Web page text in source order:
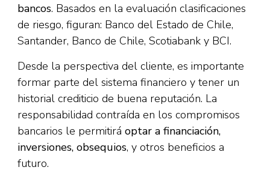
bancos. Basados en la evaluación clasificaciones
de riesgo, figuran: Banco del Estado de Chile,
Santander, Banco de Chile, Scotiabank y BCI.
Desde la perspectiva del cliente, es importante
formar parte del sistema financiero y tener un
historial crediticio de buena reputación. La
responsabilidad contraída en los compromisos
bancarios le permitirá optar a financiación,
inversiones, obsequios, y otros beneficios a
futuro.